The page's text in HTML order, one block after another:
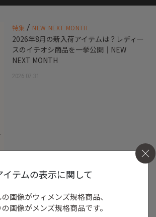
特集 / NEW NEXT MONTH
2026年8月の新入荷アイテムは？レディー
スのイチオシ商品を一挙公開｜NEW
NEXT MONTH
2026.07.31
イテムの表示に関して
画像がウィメンズ規格商品、
画像がメンズ規格商品です。